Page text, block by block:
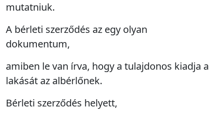
mutatniuk.
A bérleti szerződés az egy olyan
dokumentum,
amiben le van írva, hogy a tulajdonos kiadja a
lakását az albérlőnek.
Bérleti szerződés helyett,